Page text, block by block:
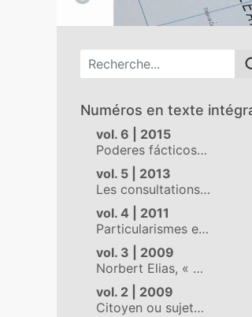
Menu principal
Numéros en texte
vol. 6 | 2015
Poderes fácticos…
vol. 5 | 2013
Les consultations…
vol. 4 | 2011
Particularismes e…
vol. 3 | 2009
Norbert Elias, « …
vol. 2 | 2009
Citoyen ou sujet…